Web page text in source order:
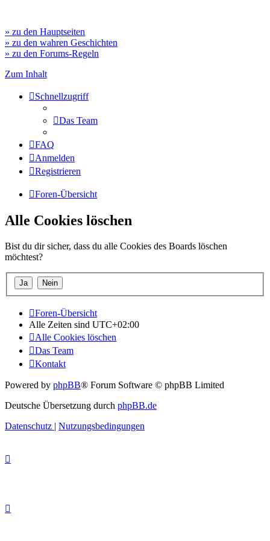
» zu den Hauptseiten
» zu den wahren Geschichten
» zu den Forums-Regeln
Zum Inhalt
Schnellzugriff
Das Team
FAQ
Anmelden
Registrieren
Foren-Übersicht
Alle Cookies löschen
Bist du dir sicher, dass du alle Cookies des Boards löschen
möchtest?
Foren-Übersicht
Alle Zeiten sind UTC+02:00
Alle Cookies löschen
Das Team
Kontakt
Powered by phpBB® Forum Software © phpBB Limited
Deutsche Übersetzung durch phpBB.de
Datenschutz | Nutzungsbedingungen